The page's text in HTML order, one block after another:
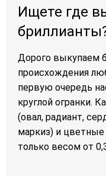
Ищете где
Дорого выкупаем
происхождения
первую очередь
круглой огранки.
(овал, радиант,
маркиз) и
только весом от